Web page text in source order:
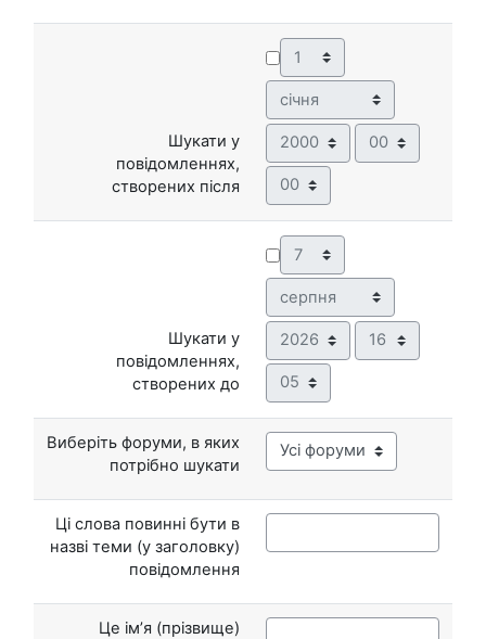
Шукати у
повідомленнях,
створених після
День
Місяць
Рік Година
Хвилина
Шукати у
повідомленнях,
створених до
День
Рік Година
Хвилина
Виберіть форуми, в яких
потрібно шукати
Ці слова повинні бути в
назві теми (у заголовку)
повідомлення
Це ім’я (прізвище)